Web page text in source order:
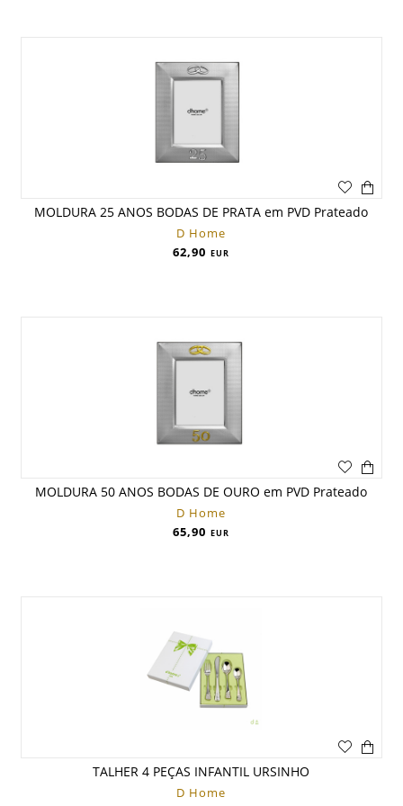
MOLDURA 25 ANOS BODAS DE PRATA em PVD Prateado
D Home
62,90 EUR
MOLDURA 50 ANOS BODAS DE OURO em PVD Prateado
D Home
65,90 EUR
TALHER 4 PEÇAS INFANTIL URSINHO
D Home